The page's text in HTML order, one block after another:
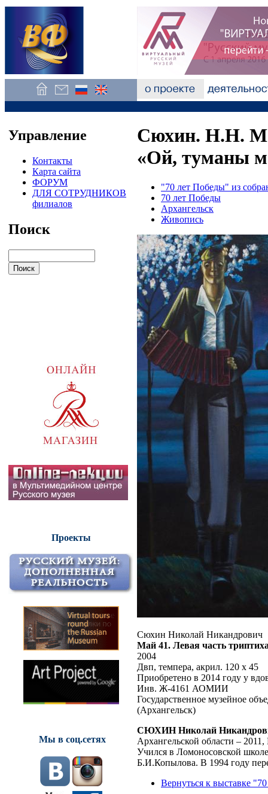
Управление
Контакты
Карта сайта
ФОРУМ
ДЛЯ СОТРУДНИКОВ
филиалов
Поиск
Проекты
Мы в соц.сетях
Сюхин. Н.Н.
«Ой, туманы
"70 лет Победы" из
70 лет Победы
Архангельск
Живопись
Сюхин Николай Никандрович
Май 41. Левая часть
2004
Двп, темпера, акрил. 120 х 45
Приобретено в 2014 году у
Инв. Ж-4161 АОМИИ
Государственное музейное
(Архангельск)
СЮХИН Николай
Архангельской области – 2011,
Учился в Ломоносовской
Б.И.Копылова. В 1994 году
Вернуться к выставке